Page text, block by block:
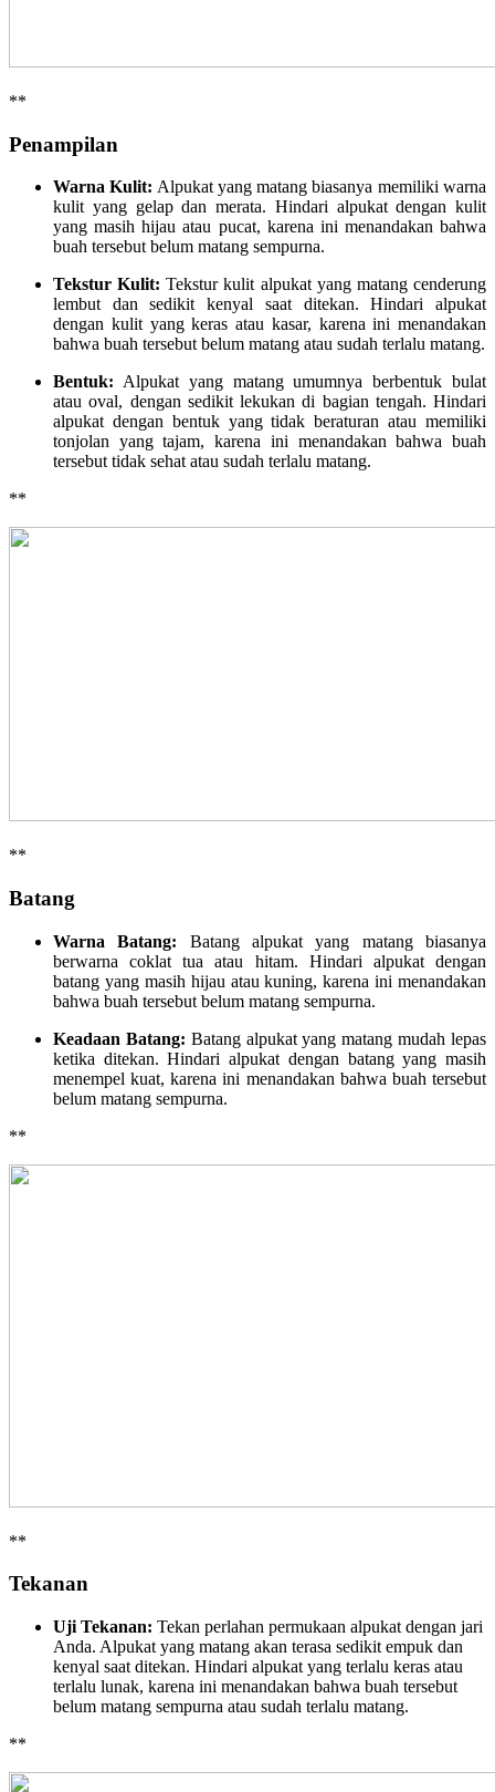
**
Penampilan
Warna Kulit: Alpukat yang matang biasanya memiliki warna
kulit yang gelap dan merata. Hindari alpukat dengan kulit
yang masih hijau atau pucat, karena ini menandakan bahwa
buah tersebut belum matang sempurna.
Tekstur Kulit: Tekstur kulit alpukat yang matang cenderung
lembut dan sedikit kenyal saat ditekan. Hindari alpukat
dengan kulit yang keras atau kasar, karena ini menandakan
bahwa buah tersebut belum matang atau sudah terlalu matang.
Bentuk: Alpukat yang matang umumnya berbentuk bulat
atau oval, dengan sedikit lekukan di bagian tengah. Hindari
alpukat dengan bentuk yang tidak beraturan atau memiliki
tonjolan yang tajam, karena ini menandakan bahwa buah
tersebut tidak sehat atau sudah terlalu matang.
**
**
Batang
Warna Batang: Batang alpukat yang matang biasanya
berwarna coklat tua atau hitam. Hindari alpukat dengan
batang yang masih hijau atau kuning, karena ini menandakan
bahwa buah tersebut belum matang sempurna.
Keadaan Batang: Batang alpukat yang matang mudah lepas
ketika ditekan. Hindari alpukat dengan batang yang masih
menempel kuat, karena ini menandakan bahwa buah tersebut
belum matang sempurna.
**
**
Tekanan
Uji Tekanan: Tekan perlahan permukaan alpukat dengan jari
Anda. Alpukat yang matang akan terasa sedikit empuk dan
kenyal saat ditekan. Hindari alpukat yang terlalu keras atau
terlalu lunak, karena ini menandakan bahwa buah tersebut
belum matang sempurna atau sudah terlalu matang.
**